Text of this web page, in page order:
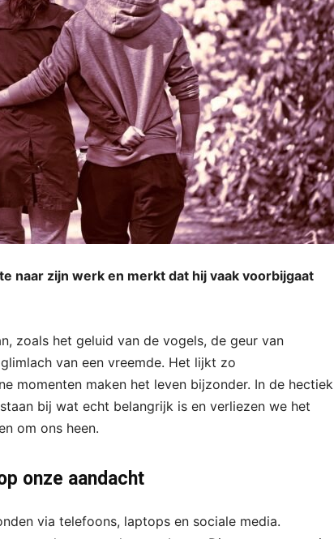
naar zijn werk en merkt dat hij vaak voorbijgaat
zoals het geluid van de vogels, de geur van
van een vreemde. Het lijkt zo
momenten maken het leven bijzonder. In de hectiek
bij wat echt belangrijk is en verliezen we het
om ons heen.
onze aandacht
via telefoons, laptops en sociale media.